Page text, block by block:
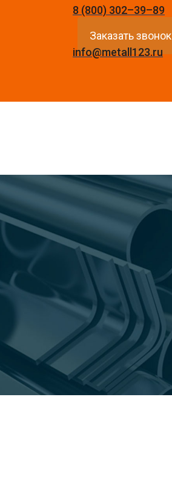
8 (800) 302–39–89
Заказать звонок
info@metall123.ru